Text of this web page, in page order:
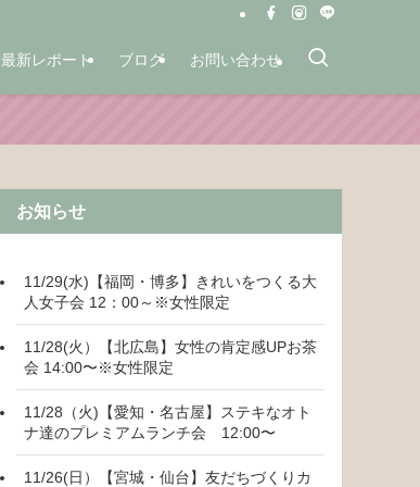
最新レポート ブログ お問い合わせ
お知らせ
11/29(水)【福岡・博多】きれいをつくる大
人女子会 12：00～※女性限定
11/28(火）【北広島】女性の肯定感UPお茶
会 14:00〜※女性限定
11/28（火)【愛知・名古屋】ステキなオト
ナ達のプレミアムランチ会 12:00〜
11/26(日）【宮城・仙台】友だちづくりカ